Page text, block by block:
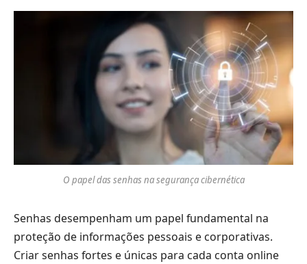
O papel das senhas na segurança cibernética
Senhas desempenham um papel fundamental na
proteção de informações pessoais e corporativas.
Criar senhas fortes e únicas para cada conta online